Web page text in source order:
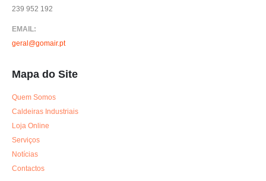
239 952 192
EMAIL:
geral@gomair.pt
Mapa do Site
Quem Somos
Caldeiras Industriais
Loja Online
Serviços
Notícias
Contactos